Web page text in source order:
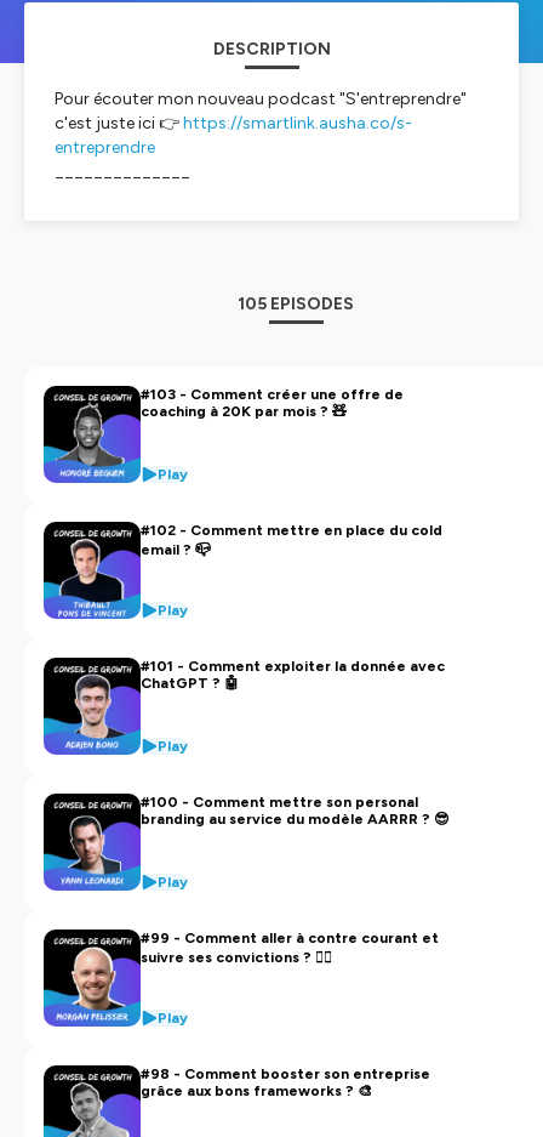
DESCRIPTION
Pour écouter mon nouveau podcast "S'entreprendre"
c'est juste ici 👉https://smartlink.ausha.co/s-
entreprendre
méthodes concrètes et actionnables.
🤓 Le concept ?
1 épisode = 1 problématique = 1 méthode
Les solutions misent en place
Détails des étapes/process concrets
Dénicher un max de conseils
Recommandations en tout genre
les goûts !
🎙 Le format :
Format de 15 à 25min
📱 Plateforme :
Toutes les plateformes (apple podcast, spotify...)
105 EPISODES
#103 - Comment créer une offre de
coaching à 20K par mois ? 🧸
Play
#102 - Comment mettre en place du cold
email ? 📪
Play
#101 - Comment exploiter la donnée avec
ChatGPT ? 🤖
Play
#100 - Comment mettre son personal
branding au service du modèle AARRR ? 😎
Play
#99 - Comment aller à contre courant et
suivre ses convictions ? 🏊‍♂️
Play
#98 - Comment booster son entreprise
grâce aux bons frameworks ? 🎨